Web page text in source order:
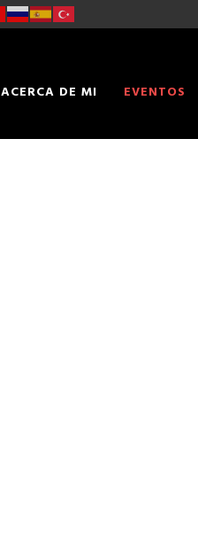
ACERCA DE MI EVENTOS